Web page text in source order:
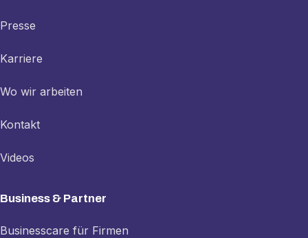
Presse
Karriere
Wo wir arbeiten
Kontakt
Videos
Business & Partner
Businesscare für Firmen